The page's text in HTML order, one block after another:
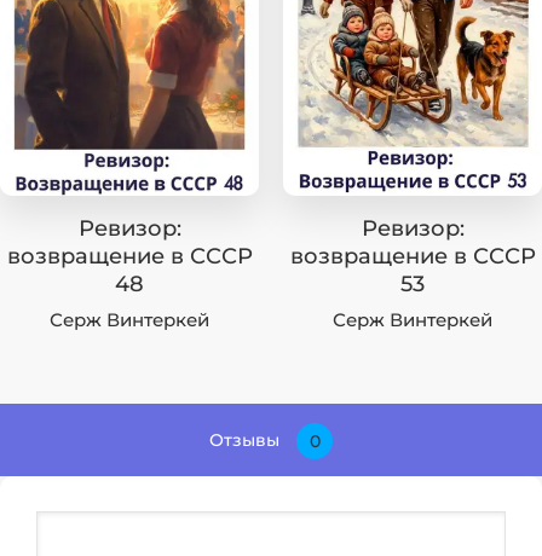
Ревизор:
возвращение в СССР
48
Серж Винтеркей
Ревизор:
возвращение в СССР
53
Серж Винтеркей
Отзывы 0